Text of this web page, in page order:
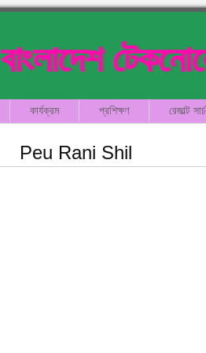
বাংলাদেশ
কার্যক্রম প্রশিক্ষণ রেজাল্ট
Peu Rani Shil